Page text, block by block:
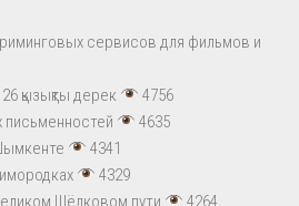
сервисов для фильмов и
қызықты дерек
4756
4635
4341
4329
Шёлковом пути
4264